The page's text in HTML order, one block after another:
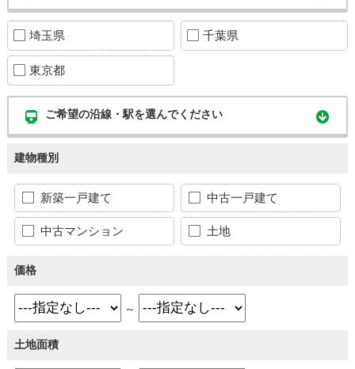
埼玉県 千葉県
東京都
ご希望の沿線・駅を選んでください
建物種別
新築一戸建て 中古一戸建て
中古マンション 土地
価格
～
土地面積